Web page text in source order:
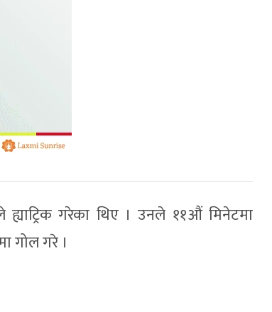
ह्याट्रिक गरेका थिए । उनले ११औं मिनेटमा
गोल गरे ।